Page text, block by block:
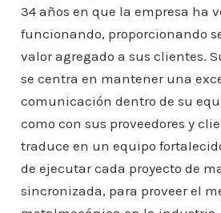
34 años en que la empresa ha
funcionando, proporcionando
valor agregado a sus clientes.
se centra en mantener una
comunicación dentro de su
como con sus proveedores y
traduce en un equipo
de ejecutar cada proyecto de
sincronizada, para proveer el